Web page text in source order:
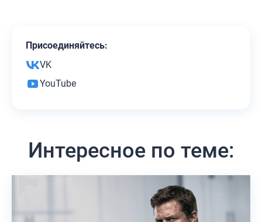
Присоединяйтесь:
VK
YouTube
Интересное по теме: